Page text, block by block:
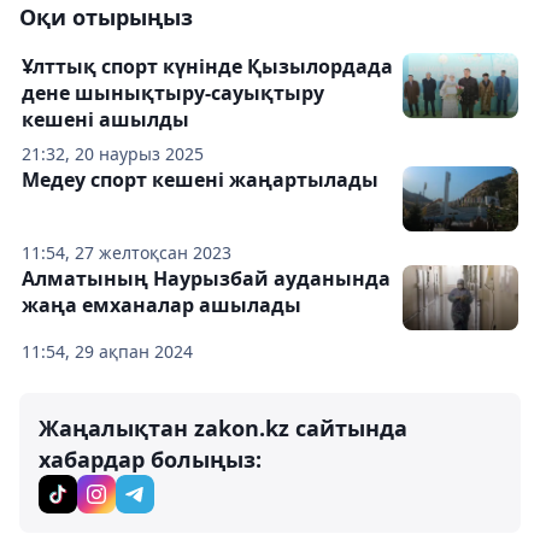
Оқи отырыңыз
21:32, 20 наурыз 2025
Ұлттық спорт күнінде Қызылордада
дене шынықтыру-сауықтыру
кешені ашылды
11:54, 27 желтоқсан 2023
Медеу спорт кешені жаңартылады
11:54, 29 ақпан 2024
Алматының Наурызбай ауданында
жаңа емханалар ашылады
Жаңалықтан zakon.kz сайтында
хабардар болыңыз: